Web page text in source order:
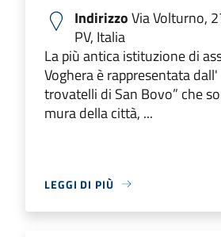
IndirizzoVia Volturno,
PV, Italia
La più antica istituzione di
Voghera è rappresentata
trovatelli di San Bovo” che
mura della città, ...
LEGGI DI PIÙ